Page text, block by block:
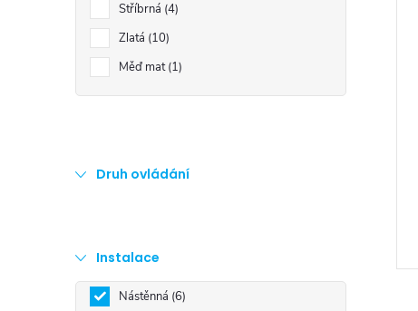
Stříbrná 4
Zlatá 10
Měď mat 1
Druh ovládání
Instalace
Nástěnná 6